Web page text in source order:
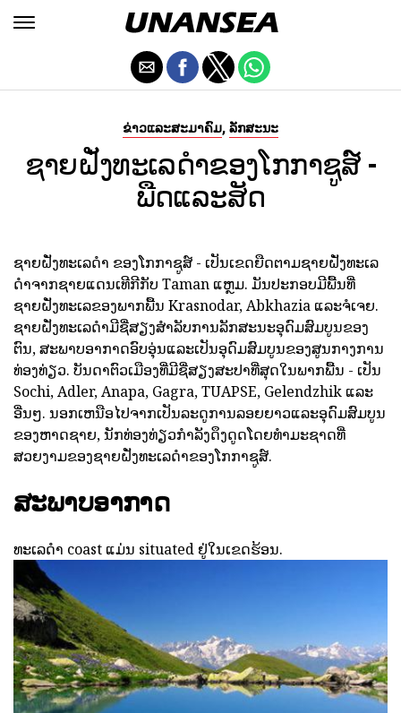
ຂ່າວແລະສະມາຄົມ, ລັກສະນະ
ຊາຍຝັ່ງທະເລດໍາຂອງໂກກາຊູສ໌ -
ພືດແລະສັດ
ຊາຍຝັ່ງທະເລດໍາ ຂອງໂກກາຊູສ໌ - ເປັນເຂດຍືດຕາມຊາຍຝັ່ງທະເລ
ດໍາຈາກຊາຍແດນເທີກີກັບ Taman ແຫຼມ. ມັນປະກອບມີພື້ນທີ່
ຊາຍຝັ່ງທະເລຂອງພາກພື້ນ Krasnodar, Abkhazia ແລະຈໍເຈຍ.
ຊາຍຝັ່ງທະເລດໍາມີຊື່ສຽງສໍາລັບການລັກສະນະອຸດົມສົມບູນຂອງ
ຕົນ, ສະພາບອາກາດອົບອຸ່ນແລະເປັນອຸດົມສົມບູນຂອງສູນກາງການ
ທ່ອງທ່ຽວ. ບັນດາຕົວເມືອງທີ່ມີຊື່ສຽງສະປາທີ່ສຸດໃນພາກພື້ນ - ເປັນ
Sochi, Adler, Anapa, Gagra, TUAPSE, Gelendzhik ແລະ
ອື່ນໆ. ນອກເຫນືອໄປຈາກເປັນລະດູການລອຍຍາວແລະອຸດົມສົມບູນ
ຂອງຫາດຊາຍ, ນັກທ່ອງທ່ຽວກໍາລັງດຶງດູດໂດຍທໍາມະຊາດທີ່
ສວຍງາມຂອງຊາຍຝັ່ງທະເລດໍາຂອງໂກກາຊູສ໌.
ສະພາບອາກາດ
ທະເລດໍາ coast ແມ່ນ situated ຢູ່ໃນເຂດຮ້ອນ.